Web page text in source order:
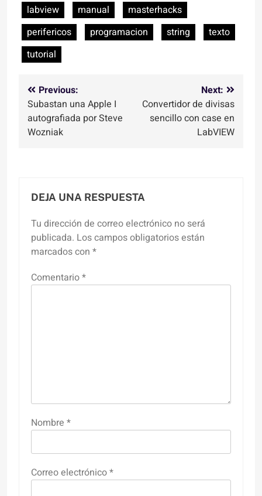
labview
manual
masterhacks
perifericos
programacion string
texto
tutorial
Navegación
de
entradas
Previous:
Subastan una Apple I
autografiada por Steve
Wozniak
Next:
Convertidor de divisas
sencillo con case en
LabVIEW
DEJA UNA RESPUESTA
Tu dirección de correo electrónico no será
publicada. Los campos obligatorios están
marcados con *
Comentario*
Nombre *
Correo electrónico*